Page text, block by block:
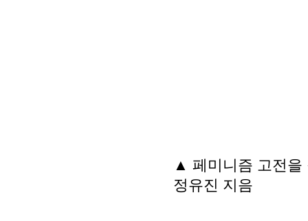
▲ 페미니즘 고전을
정유진 지음